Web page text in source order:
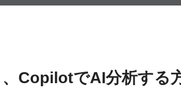
CopilotでAI分析する